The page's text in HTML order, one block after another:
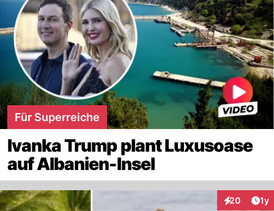
Für Superreiche
Ivanka Trump plant Luxusoase
auf Albanien-Insel
20 1y